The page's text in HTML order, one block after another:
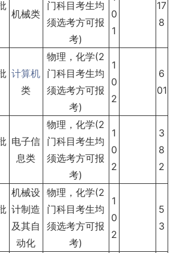
机械类
门科目考生均
须选考方可报
考)
0
1
17
8
计算机
类
物理，化学(2
门科目考生均
须选考方可报
考)
1
0
2
6
01
电子信
息类
物理，化学(2
门科目考生均
须选考方可报
考)
1
0
2
3
8
2
机械设
计制造
及其自
动化
物理，化学(2
门科目考生均
须选考方可报
考)
1
0
2
5
3